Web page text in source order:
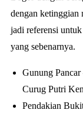
dengan
jadi referensi
yang sebenarnya.
Gunung
Curug Putri
Pendakian